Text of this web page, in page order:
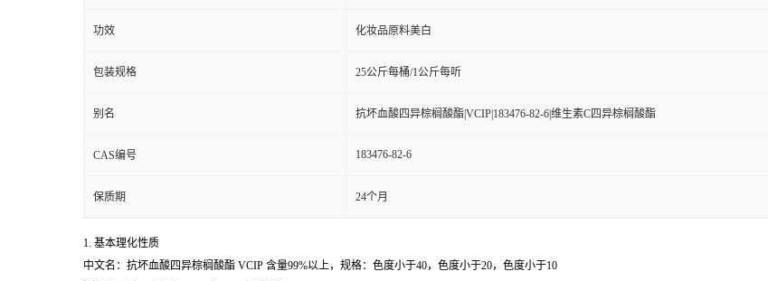
功效 化妆品原料美白
包装规格 25公斤每桶/1公斤每听
别名 抗坏血酸四异棕榈酸酯|VCIP|183476-82-6|维生素C四异棕榈酸酯
CAS编号 183476-82-6
保质期 24个月
1. 基本理化性质
中文名：抗坏血酸四异棕榈酸酯 VCIP 含量99%以上，规格：色度小于40，色度小于20，色度小于10